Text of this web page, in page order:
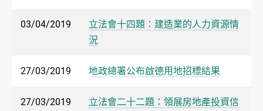
03/04/2019
立法會十四題：建造業的人力資源情
況
27/03/2019 地政總署公布啟德用地招標結果
27/03/2019
立法會二十二題：領展房地產投資信